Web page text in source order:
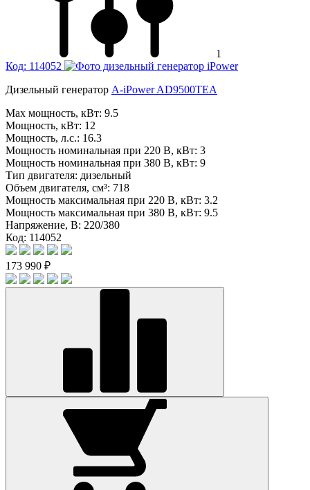
1
Код: 114052
Дизельный генератор A-iPower AD9500TEA
Max мощность, кВт: 9.5
Мощность, кВт: 12
Мощность, л.с.: 16.3
Мощность номинальная при 220 В, кВт: 3
Мощность номинальная при 380 В, кВт: 9
Тип двигателя: дизельный
Объем двигателя, см³: 718
Мощность максимальная при 220 В, кВт: 3.2
Мощность максимальная при 380 В, кВт: 9.5
Напряжение, В: 220/380
Код: 114052
173 990 ₽